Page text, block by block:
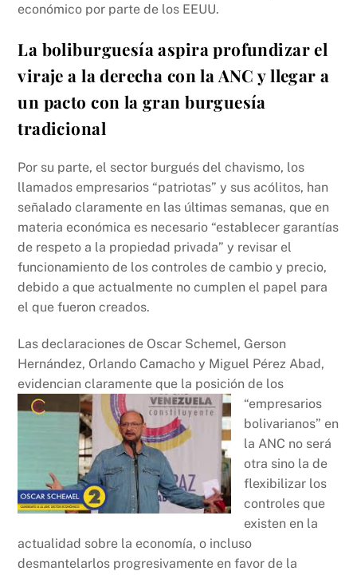
económico por parte de los EEUU.
La boliburguesía aspira profundizar el
viraje a la derecha con la ANC y llegar a
un pacto con la gran burguesía
tradicional
Por su parte, el sector burgués del chavismo, los
llamados empresarios “patriotas” y sus acólitos, han
señalado claramente en las últimas semanas, que en
materia económica es necesario “establecer garantías
de respeto a la propiedad privada” y revisar el
funcionamiento de los controles de cambio y precio,
debido a que actualmente no cumplen el papel para
el que fueron creados.
Las declaraciones de Oscar Schemel, Gerson
Hernández, Orlando Camacho y Miguel Pérez Abad,
evidencian claramente que la posición de los
“empresarios
bolivarianos” en
la ANC no será
otra sino la de
flexibilizar los
controles que
existen en la
actualidad sobre la economía, o incluso
desmantelarlos progresivamente en favor de la